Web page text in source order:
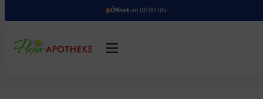
Öffnetum 08:00 Uhr